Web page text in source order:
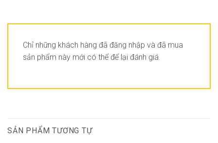
Chỉ những khách hàng đã đăng nhập và đã mua
sản phẩm này mới có thể để lại đánh giá.
SẢN PHẨM TƯƠNG TỰ